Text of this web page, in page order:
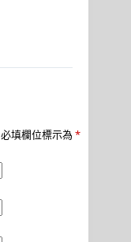
必填欄位標示為 *